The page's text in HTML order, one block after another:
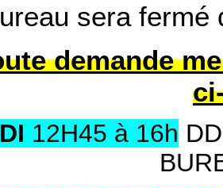
sera fermé
demande
12H45 à 16h